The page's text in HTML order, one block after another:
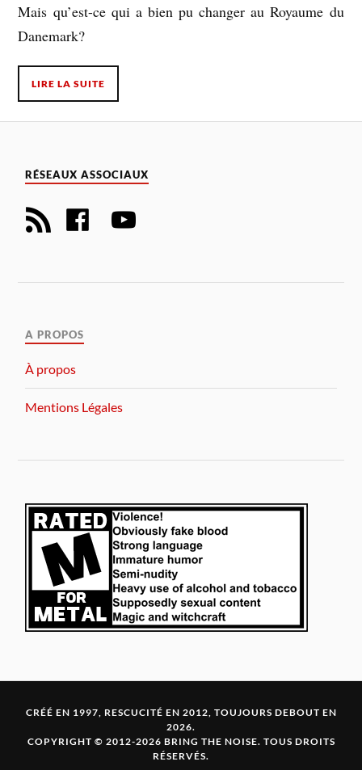
Mais qu’est-ce qui a bien pu changer au Royaume du
Danemark?
LIRE LA SUITE
RÉSEAUX ASSOCIAUX
A PROPOS
À propos
Mentions Légales
CRÉÉ EN 1997, RESCUCITÉ EN 2012, TOUJOURS DEBOUT EN
2026.
COPYRIGHT © 2012-2026 BRING THE NOISE. TOUS DROITS
RÉSERVÉS.